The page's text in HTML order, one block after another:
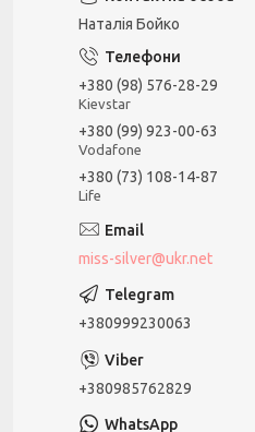
Наталія Бойко
+380 (98) 576-28-29
Kievstar
+380 (99) 923-00-63
Vodafone
+380 (73) 108-14-87
Life
miss-silver@ukr.net
+380999230063
+380985762829